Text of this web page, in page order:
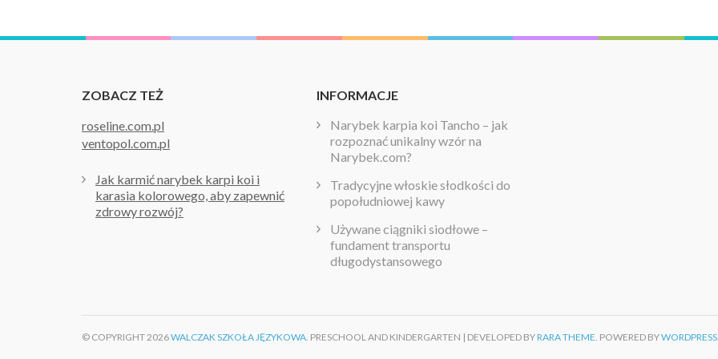
ZOBACZ TEŻ
roseline.com.pl
ventopol.com.pl
Jak karmić narybek karpi koi i
karasia kolorowego, aby zapewnić
zdrowy rozwój?
INFORMACJE
Narybek karpia koi Tancho – jak
rozpoznać unikalny wzór na
Narybek.com?
Tradycyjne włoskie słodkości do
popołudniowej kawy
Używane ciągniki siodłowe –
fundament transportu
długodystansowego
© COPYRIGHT 2026WALCZAK SZKOŁA JĘZYKOWA. PRESCHOOL AND KINDERGARTEN | DEVELOPED BYRARA THEME. POWERED BY